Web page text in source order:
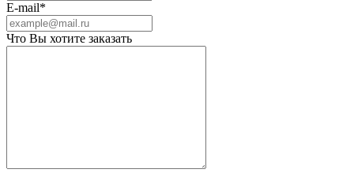
E-mail*
Что Вы хотите заказать